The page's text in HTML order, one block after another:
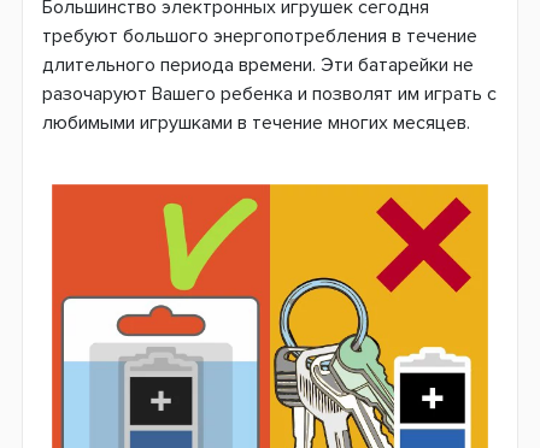
Большинство электронных игрушек сегодня
требуют большого энергопотребления в течение
длительного периода времени. Эти батарейки не
разочаруют Вашего ребенка и позволят им играть с
любимыми игрушками в течение многих месяцев.